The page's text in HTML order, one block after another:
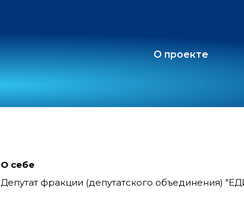
О проекте
О себе
Депутат фракции (депутатского объединения)